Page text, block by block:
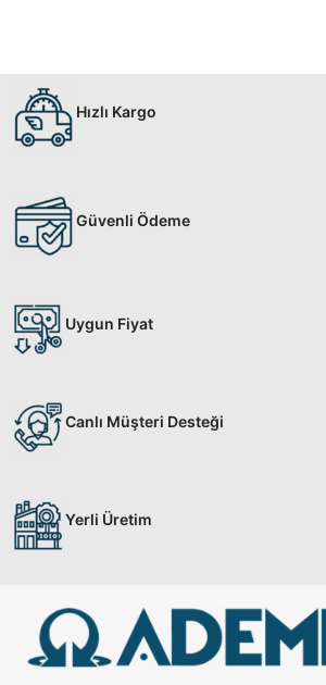
Hızlı Kargo
Güvenli Ödeme
Uygun Fiyat
Canlı Müşteri Desteği
Yerli Üretim